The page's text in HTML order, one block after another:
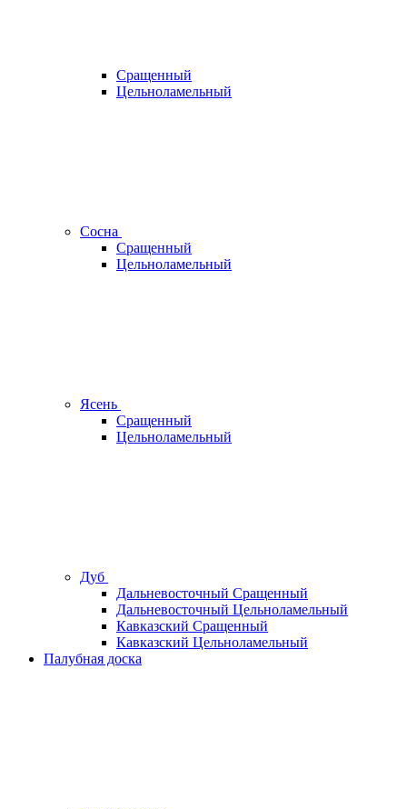
Сращенный
Цельноламельный
Сосна
Сращенный
Цельноламельный
Ясень
Сращенный
Цельноламельный
Дуб
Дальневосточный Сращенный
Дальневосточный Цельноламельный
Кавказский Сращенный
Кавказский Цельноламельный
Палубная доска